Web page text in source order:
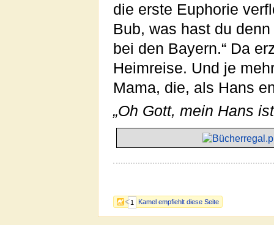
1 Kamel empfiehlt diese Seite
die erste Euphorie
Bub, was hast du
bei den Bayern.“ Da
Heimreise. Und je
Mama, die, als Hans
„Oh Gott, mein Hans